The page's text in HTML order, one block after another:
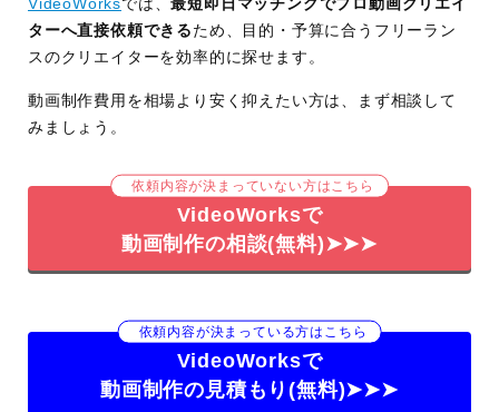
VideoWorksでは、最短即日マッチングでプロ動画クリエイ
ターへ直接依頼できる ため、目的・予算に合うフリーラン
スのクリエイターを効率的に探せます。
動画制作費用を相場より安く抑えたい方は、まず相談して
みましょう。
依頼内容が決まっていない方はこちら
VideoWorksで
動画制作の相談(無料)➤➤➤
依頼内容が決まっている方はこちら
VideoWorksで
動画制作の見積もり(無料)➤➤➤